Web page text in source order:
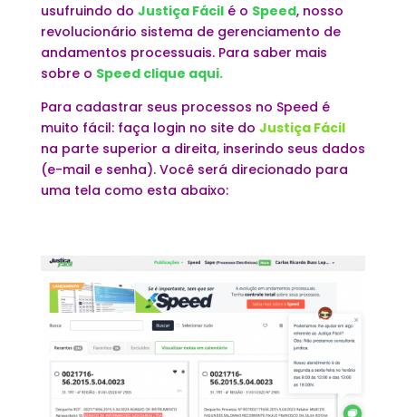
usufruindo do Justiça Fácil é o Speed, nosso
revolucionário sistema de gerenciamento de
andamentos processuais. Para saber mais
sobre o Speed clique aqui.
Para cadastrar seus processos no Speed é
muito fácil: faça login no site do Justiça Fácil
na parte superior a direita, inserindo seus dados
(e-mail e senha). Você será direcionado para
uma tela como esta abaixo: